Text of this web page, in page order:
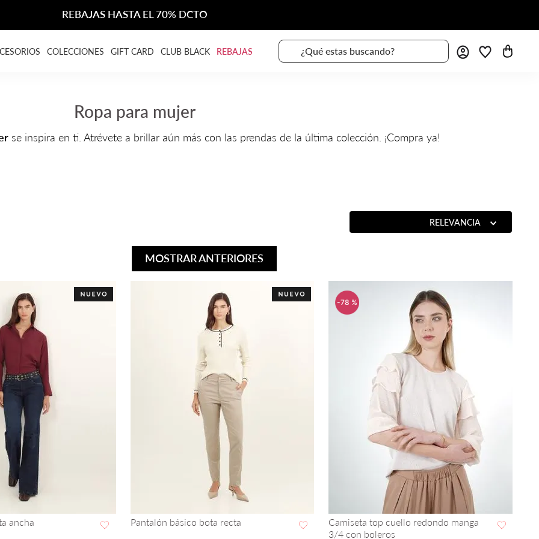
REBAJAS HASTA EL 70% DCTO
¿Qué estas buscando?
COLECCIONES GIFT CARD CLUB BLACK REBAJAS
Ropa para mujer
se inspira en ti. Atrévete a brillar aún más con las prendas de la última colección. ¡Compra ya!
RELEVANCIA
MOSTRAR ANTERIORES
ancha Pantalón básico bota recta
-78 %
Camiseta top cuello redondo manga
3/4 con boleros